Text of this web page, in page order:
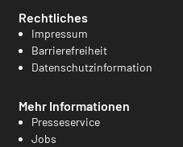
Rechtliches
Impressum
Barrierefreiheit
Datenschutzinformation
Mehr Informationen
Presseservice
Jobs